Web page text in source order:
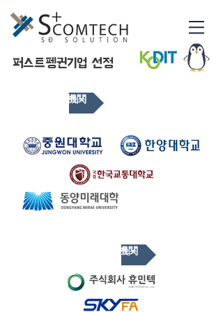
​퍼스트펭귄기업 선정
R&D 協力機関
事業 協力機関